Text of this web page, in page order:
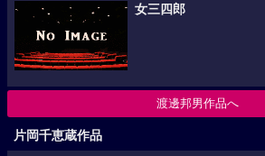
女三四郎
渡邊邦男作品へ
片岡千恵蔵作品